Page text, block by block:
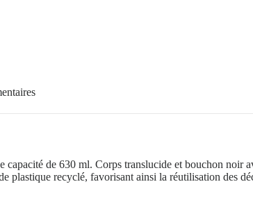
capacité de 630 ml. Corps translucide et bouchon
plastique recyclé, favorisant ainsi la réutilisation des